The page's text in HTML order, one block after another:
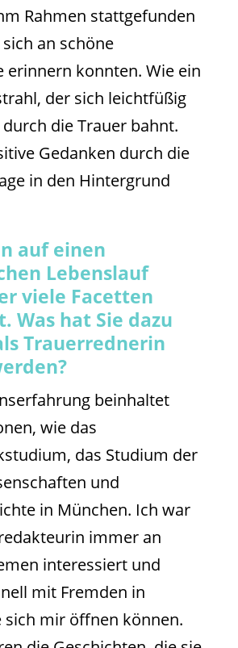
Rahmen stattgefunden
an schöne
erinnern konnten. Wie ein
der sich leichtfüßig
die Trauer bahnt.
Gedanken durch die
in den Hintergrund
auf einen
Lebenslauf
viele Facetten
Was hat Sie dazu
Trauerrednerin
beinhaltet
wie das
das Studium der
und
in München. Ich war
immer an
interessiert und
mit Fremden in
sich mir öffnen können.